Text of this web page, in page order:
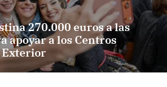
270.000 euros a las
apoyar a los Centros
Exterior